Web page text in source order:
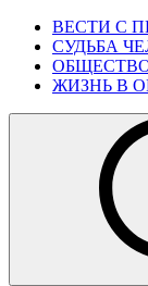
Skip
content
Primary
Menu
ВЕСТИ С
СУДЬБА
ЖИЗНЬ В